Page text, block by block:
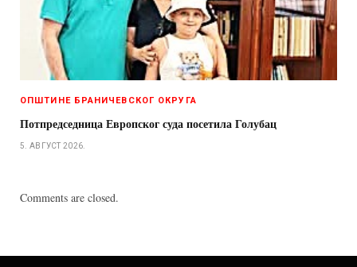
ОПШТИНЕ БРАНИЧЕВСКОГ ОКРУГА
Потпредседница Европског суда посетила Голубац
5. АВГУСТ 2026.
Comments are closed.